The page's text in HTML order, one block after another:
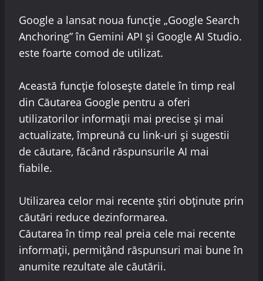
Google a lansat noua funcție „Google Search
Anchoring” în Gemini API și Google AI Studio.
este foarte comod de utilizat.
Această funcție folosește datele în timp real
din Căutarea Google pentru a oferi
utilizatorilor informații mai precise și mai
actualizate, împreună cu link-uri și sugestii
de căutare, făcând răspunsurile AI mai
fiabile.
Utilizarea celor mai recente știri obținute prin
căutări reduce dezinformarea.
Căutarea în timp real preia cele mai recente
informații, permițând răspunsuri mai bune în
anumite rezultate ale căutării.